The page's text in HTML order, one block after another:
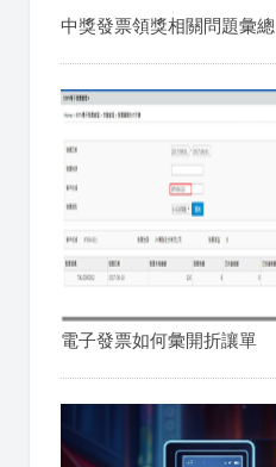
中獎發票領獎相關問題彙總
電子發票如何彙開折讓單